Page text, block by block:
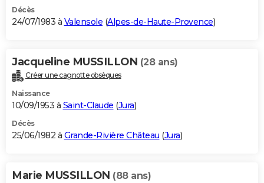
Décès
24/07/1983 à Valensole (Alpes-de-Haute-Provence)
Jacqueline MUSSILLON (28 ans)
Créer une cagnotte obsèques
Naissance
10/09/1953 à Saint-Claude (Jura)
Décès
25/06/1982 à Grande-Rivière Château (Jura)
Marie MUSSILLON (88 ans)